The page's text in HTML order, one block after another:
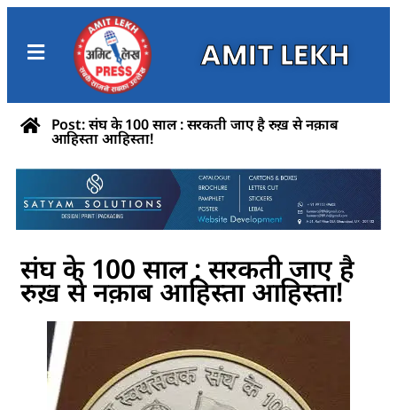
AMIT LEKH
Post: संघ के 100 साल : सरकती जाए है रुख़ से नक़ाब
आहिस्ता आहिस्ता!
संघ के 100 साल : सरकती जाए है
रुख़ से नक़ाब आहिस्ता आहिस्ता!